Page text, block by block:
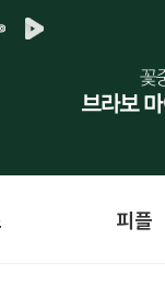
피플